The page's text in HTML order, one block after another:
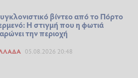
βίντεο από το Πόρτο
Η στιγμή που η φωτιά
την περιοχή
05.08.2026 20:48